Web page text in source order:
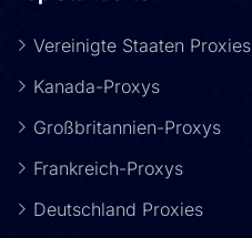
Vereinigte Staaten Proxies
Kanada-Proxys
Großbritannien-Proxys
Frankreich-Proxys
Deutschland Proxies